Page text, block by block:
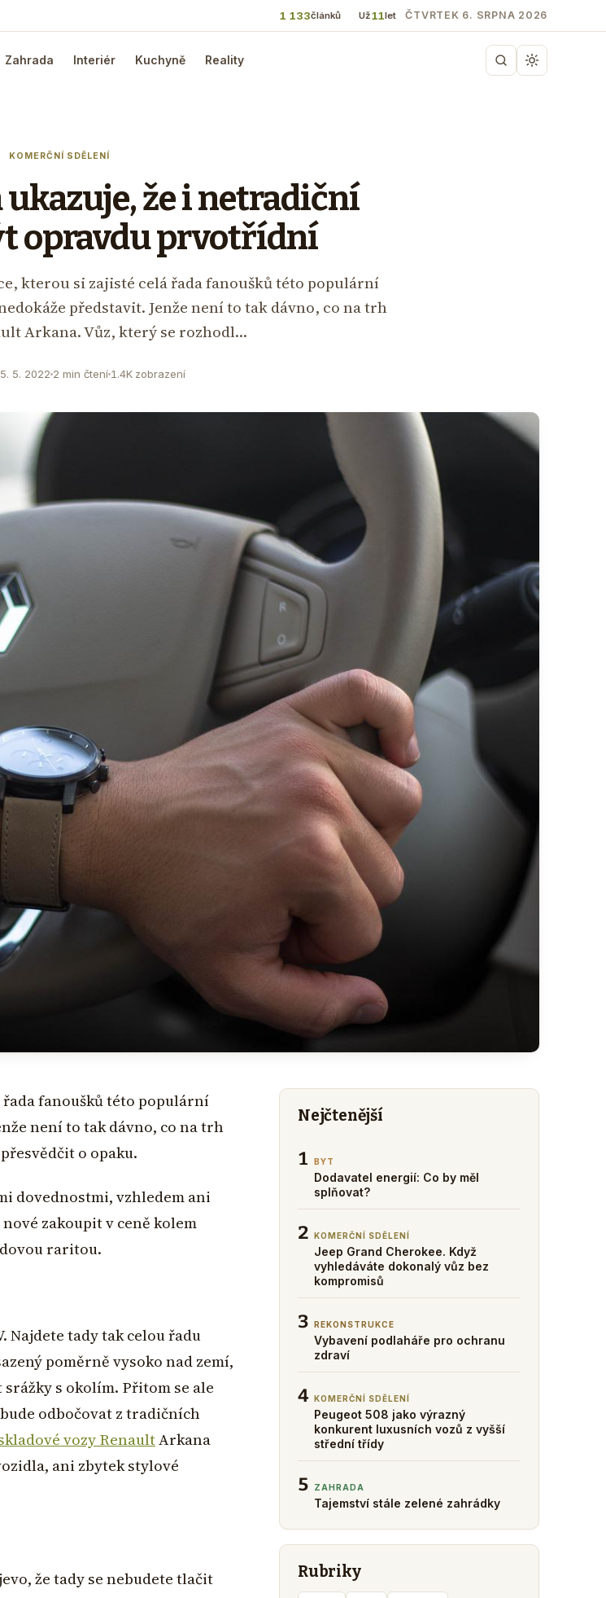
1 133článků Už11let ČTVRTEK 6. SRPNA 2026
Zahrada Interiér Kuchyně Reality
KOMERČNÍ SDĚLENÍ
že i netradiční
opravdu prvotřídní
kterou si zajisté celá řada fanoušků této populární
představit. Jenže není to tak dávno, co na trh
Arkana. Vůz, který se rozhodl…
5. 2022 2 min čtení 1.4K zobrazení
řada fanoušků této populární
není to tak dávno, co na trh
o opaku.
dovednostmi, vzhledem ani
zakoupit v ceně kolem
raritou.
Najdete tady tak celou řadu
poměrně vysoko nad zemí,
s okolím. Přitom se ale
odbočovat z tradičních
vozy RenaultArkana
ani zbytek stylové
že tady se nebudete tlačit
Nejčtenější
1 BYT
Dodavatel energií: Co by měl
splňovat?
2 KOMERČNÍ SDĚLENÍ
Jeep Grand Cherokee. Když
vyhledáváte dokonalý vůz bez
kompromisů
3 REKONSTRUKCE
Vybavení podlaháře pro ochranu
zdraví
4 KOMERČNÍ SDĚLENÍ
Peugeot 508 jako výrazný
konkurent luxusních vozů z vyšší
střední třídy
5 ZAHRADA
Tajemství stále zelené zahrádky
Rubriky